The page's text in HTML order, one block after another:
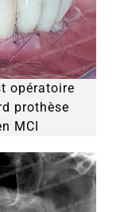
opératoire
prothèse
MCI